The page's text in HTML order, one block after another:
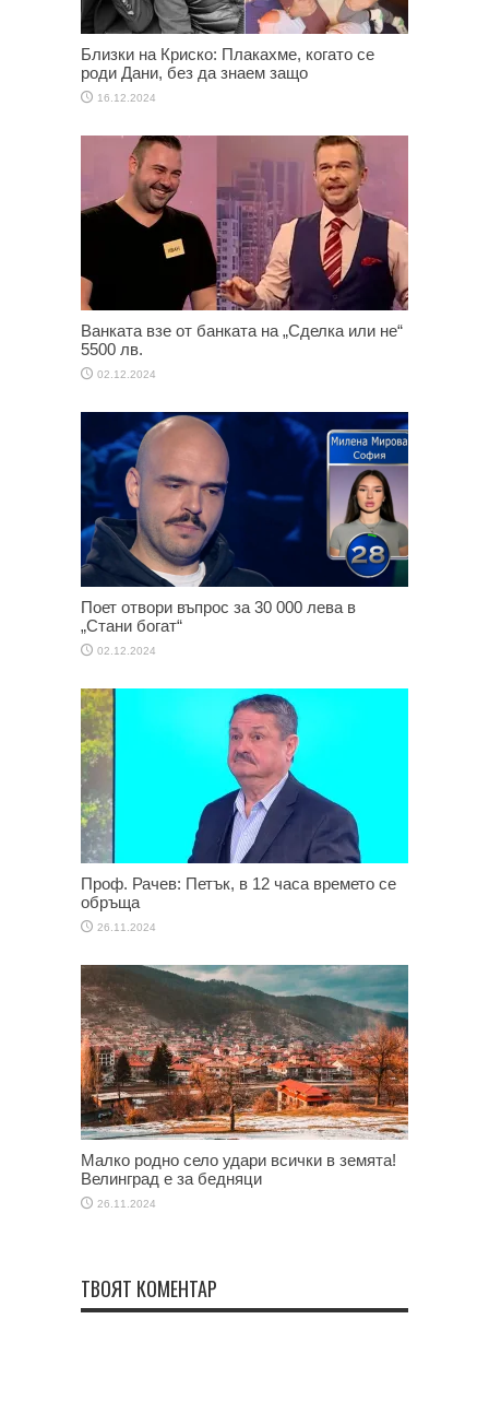
Близки на Криско: Плакахме, когато се
роди Дани, без да знаем защо
16.12.2024
Ванката взе от банката на „Сделка или не“
5500 лв.
02.12.2024
Поет отвори въпрос за 30 000 лева в
„Стани богат“
02.12.2024
Проф. Рачев: Петък, в 12 часа времето се
обръща
26.11.2024
Малко родно село удари всички в земята!
Велинград е за бедняци
26.11.2024
ТВОЯТ КОМЕНТАР